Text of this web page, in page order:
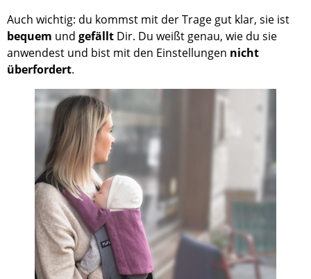
Auch wichtig: du kommst mit der Trage gut klar, sie ist
bequem und gefällt Dir. Du weißt genau, wie du sie
anwendest und bist mit den Einstellungen nicht
überfordert.